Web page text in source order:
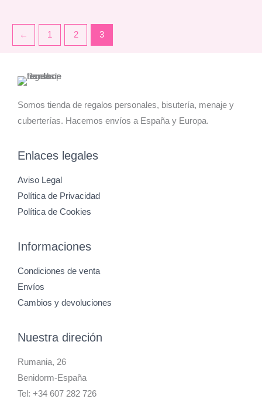
20,00 €.16,00 €.
← 1 2 3
Somos tienda de regalos personales, bisutería, menaje y
cuberterías. Hacemos envíos a España y Europa.
Enlaces legales
Aviso Legal
Política de Privacidad
Política de Cookies
Informaciones
Condiciones de venta
Envíos
Cambios y devoluciones
Nuestra direción
Rumania, 26
Benidorm-España
Tel: +34 607 282 726